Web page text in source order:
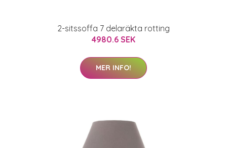
2-sitssoffa 7 delaräkta rotting
4980.6 SEK
MER INFO!